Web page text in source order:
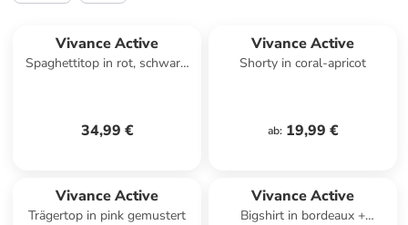
Vivance Active
Spaghettitop in rot, schwarz,
34,99 €
Vivance Active
Shorty in coral-apricot
ab: 19,99 €
Vivance Active
Trägertop in pink gemustert
Vivance Active
Bigshirt in bordeaux +